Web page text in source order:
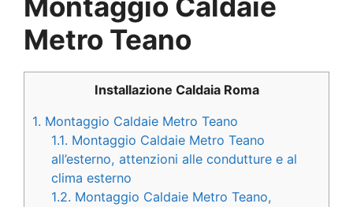
Metro Teano
Installazione Caldaia Roma
1. Montaggio Caldaie Metro Teano
1.1. Montaggio Caldaie Metro Teano
all’esterno, attenzioni alle condutture e al
clima esterno
1.2. Montaggio Caldaie Metro Teano,